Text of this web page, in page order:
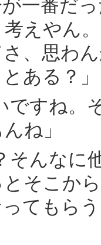
一番だ
えやん
、思わ
ある？」
ですね。
ね」
そんなに
そこか
てもら